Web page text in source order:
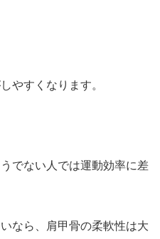
やすくなります。
でない人では運動効率に差
なら、肩甲骨の柔軟性は大